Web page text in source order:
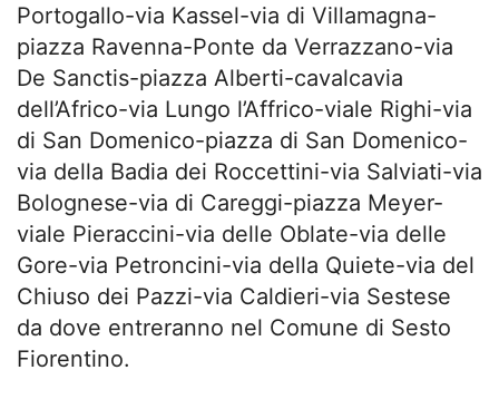
Portogallo-via Kassel-via di Villamagna-
piazza Ravenna-Ponte da Verrazzano-via
De Sanctis-piazza Alberti-cavalcavia
dell’Africo-via Lungo l’Affrico-viale Righi-via
di San Domenico-piazza di San Domenico-
via della Badia dei Roccettini-via Salviati-via
Bolognese-via di Careggi-piazza Meyer-
viale Pieraccini-via delle Oblate-via delle
Gore-via Petroncini-via della Quiete-via del
Chiuso dei Pazzi-via Caldieri-via Sestese
da dove entreranno nel Comune di Sesto
Fiorentino.